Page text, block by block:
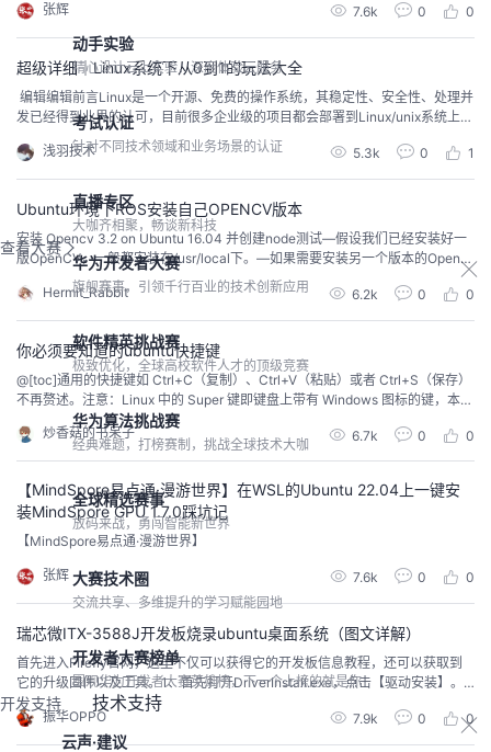
动手实验
精心设计云上实验，深度体验云服务
考试认证
针对不同技术领域和业务场景的认证
直播专区
大咖齐相聚，畅谈新科技
查看大赛
华为开发者大赛
旗舰赛事，引领千行百业的技术创新应用
软件精英挑战赛
极致优化，全球高校软件人才的顶级竞赛
华为算法挑战赛
经典难题，打榜赛制，挑战全球技术大咖
全球精选赛事
放码来战，勇闯智能新世界
大赛技术圈
交流共享、多维提升的学习赋能园地
开发者大赛榜单
围观华为开发者大赛英雄榜，下一个上榜的就是你
开发支持 技术支持
云声·建议
张辉 7.6k 0 0
超级详细｜Linux系统下从0到1的玩法大全
​ ​编辑​编辑前言Linux是一个开源、免费的操作系统，其稳定性、安全性、处理并
发已经得到业界的认可，目前很多企业级的项目都会部署到Linux/unix系统上。
Linux可以安装在各种计算机硬件设备中，比如手机、平板电脑、路由器、视频
游戏控制、台式计算机、大型机和超级计算机。严格来讲，Linux这个词本身只
表示Linux内核，但实际上人们已经习惯了用Linux来形容这个基于Linux内
浅羽技术 5.3k 0 1
Ubuntu环境下ROS安装自己OPENCV版本
安装 Opencv 3.2 on Ubuntu 16.04 并创建node测试—假设我们已经安装好一
版OpenCV，一般都安装在/usr/local下。—如果需要安装另一个版本的OpenC
V，就不能再安装到/usr/local，而是选择其他路径，否则会覆盖掉之前的版
本。 step 1: 安装一些packagesudo apt-get -y install libopencv-dev buil...
Hermit_Rabbit 6.2k 0 0
你必须要知道的ubuntu快捷键
@[toc]通用的快捷键如 Ctrl+C（复制）、Ctrl+V（粘贴）或者 Ctrl+S（保存）
不再赘述。注意：Linux 中的 Super 键即键盘上带有 Windows 图标的键，本文
中我使用了大写字母，但这不代表你需要按下 shift 键，比如，T 代表键盘上的
‘t’ 键，而不代表 Shift+t。 1、 Super 键：打开活动搜索界面使用 Super 键可以
打开活动菜单。如果你只...
炒香菇的书呆子 6.7k 0 0
【MindSpore易点通·漫游世界】在WSL的Ubuntu 22.04上一键安
装MindSpore GPU 1.7.0踩坑记
【MindSpore易点通·漫游世界】
张辉 7.6k 0 0
瑞芯微ITX-3588J开发板烧录ubuntu桌面系统（图文详解）
首先进入FIrefly官网，这里不仅可以获得它的开发板信息教程，还可以获取到
它的升级固件以及工具。1、首先打开DriverInstall.exe，点击【驱动安装】。
2、点击【安装】，就会进行安装。3、安装完成后就可以用Type-C数据线连接
开发板调试了。4、打开瑞芯微开发工具，界面如下。进入loader模式的方法是
先将开发板断电，按住recovery键，然后上电，等待2s松开，就会发现一个l...
振华OPPO 7.9k 0 0